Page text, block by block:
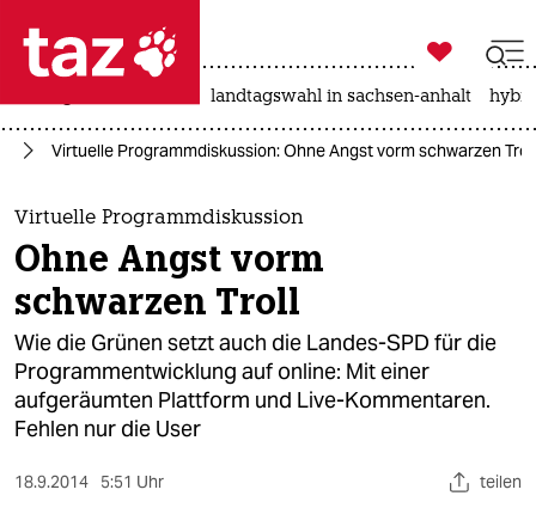
 taz zahl ich
taz zahl ich
themen
politik
öko
gesellschaft
kultur
sport

taz zahl ich
landtagswahl in sachsen-anhalt
Virtuelle Programmdiskussion: Ohne Angst vorm schwarzen Troll
Virtuelle Programmdiskussion
Ohne Angst vorm
schwarzen Troll
Wie die Grünen setzt auch die Landes-SPD für die
Programmentwicklung auf online: Mit einer
aufgeräumten Plattform und Live-Kommentaren.
Fehlen nur die User
18.9.2014 5:51 Uhr teilen